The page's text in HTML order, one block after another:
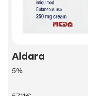
Aldara
5%